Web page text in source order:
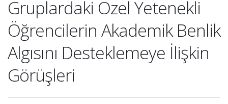
Gruplardaki Özel Yetenekli
Öğrencilerin Akademik Benlik
Algısını Desteklemeye İlişkin
Görüşleri